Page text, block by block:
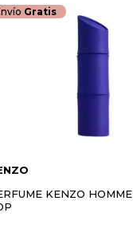
Gratis
KENZO